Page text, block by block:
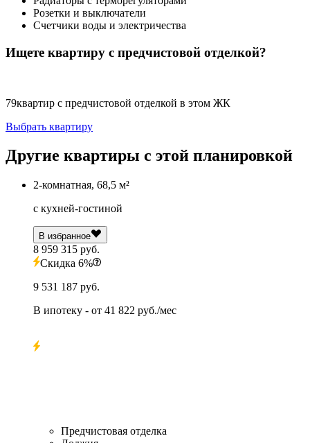
Розетки и выключатели
Счетчики воды и электричества
Ищете квартиру с предчистовой отделкой?
79квартир с предчистовой отделкой в этом ЖК
Выбрать квартиру
Другие квартиры с этой планировкой
2-комнатная, 68,5 м²
с кухней-гостиной
В избранное
8 959 315 руб.
Скидка 6%
9 531 187 руб.
В ипотеку - от 41 822 руб./мес
Предчистовая отделка